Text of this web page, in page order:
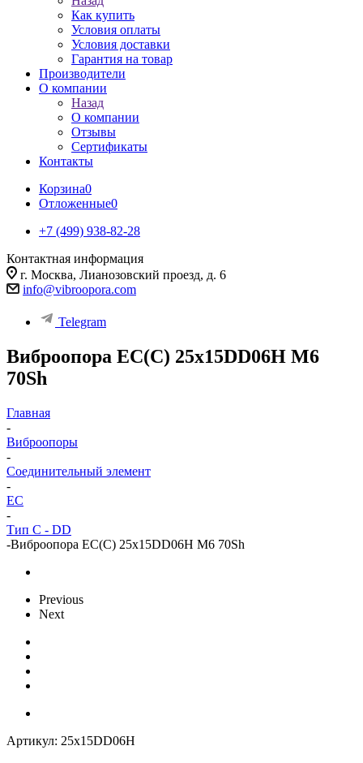
Как купить
Условия оплаты
Условия доставки
Гарантия на товар
Производители
О компании
Назад
О компании
Отзывы
Сертификаты
Контакты
Корзина0
Отложенные0
+7 (499) 938-82-28
Контактная информация
г. Москва, Лианозовский проезд, д. 6
info@vibroopora.com
Telegram
Виброопора EC(C) 25x15DD06H M6
70Sh
Главная
-
Виброопоры
-
Cоединительный элемент
-
EC
-
Тип C - DD
-Виброопора EC(C) 25x15DD06H M6 70Sh
Previous
Next
Артикул: 25x15DD06H